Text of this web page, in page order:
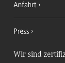
Anfahrt
Press
Wir sind